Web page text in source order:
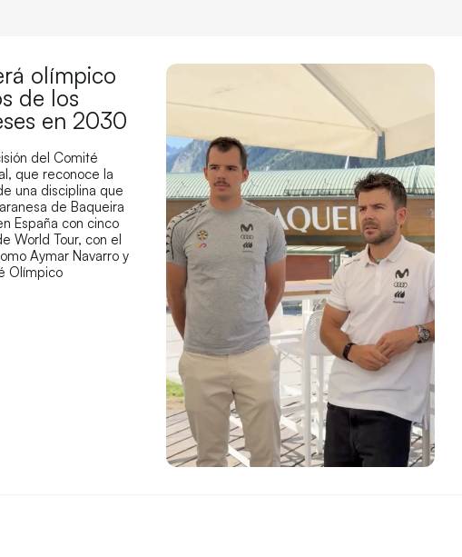
olímpico
de los
en 2030
del Comité
que reconoce la
una disciplina que
de Baqueira
España con cinco
World Tour, con el
Aymar Navarro y
Olímpico